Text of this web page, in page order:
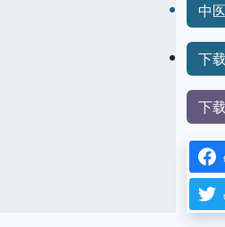
中医
下
下